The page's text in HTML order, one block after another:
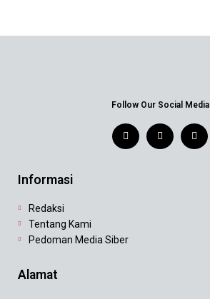
Follow Our Social Media
Informasi
Redaksi
Tentang Kami
Pedoman Media Siber
Alamat